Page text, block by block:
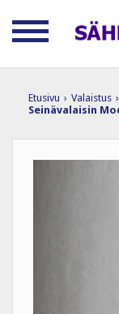
Etusivu › Valaistus ›
Seinävalaisin